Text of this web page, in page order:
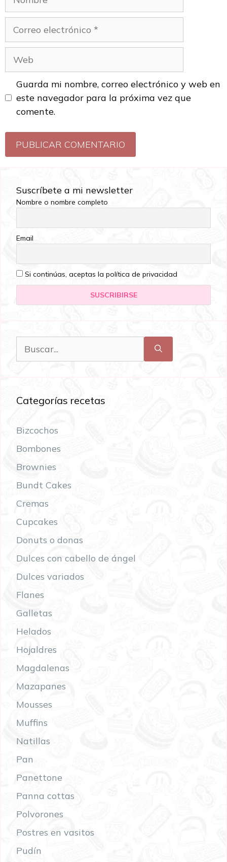
Guarda mi nombre, correo electrónico y web en
este navegador para la próxima vez que
comente.
Suscríbete a mi newsletter
Nombre o nombre completo
Email
Si continúas, aceptas la política de privacidad
Categorías recetas
Bizcochos
Bombones
Brownies
Bundt Cakes
Cremas
Cupcakes
Donuts o donas
Dulces con cabello de ángel
Dulces variados
Flanes
Galletas
Helados
Hojaldres
Magdalenas
Mazapanes
Mousses
Muffins
Natillas
Pan
Panettone
Panna cottas
Polvorones
Postres en vasitos
Pudín